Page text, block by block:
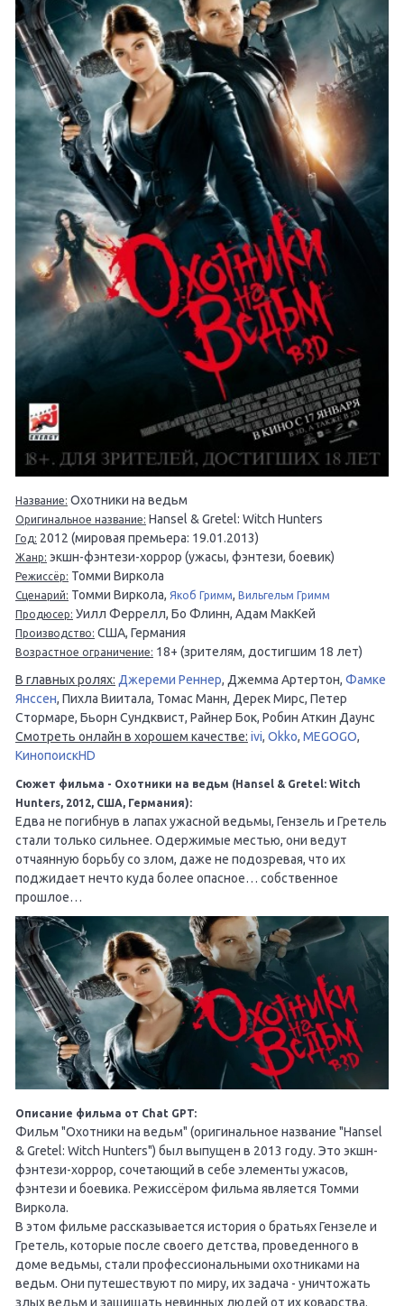
Название: Охотники на ведьм
Оригинальное название: Hansel & Gretel: Witch Hunters
Год: 2012 (мировая премьера: 19.01.2013)
Жанр: экшн-фэнтези-хоррор (ужасы, фэнтези, боевик)
Режиссёр: Томми Виркола
Сценарий: Томми Виркола, Якоб Гримм, Вильгельм Гримм
Продюсер: Уилл Феррелл, Бо Флинн, Адам МакКей
Производство: США, Германия
Возрастное ограничение: 18+ (зрителям, достигшим 18 лет)
В главных ролях: Джереми Реннер, Джемма Артертон, Фамке
Янссен, Пихла Виитала, Томас Манн, Дерек Мирс, Петер
Стормаре, Бьорн Сундквист, Райнер Бок, Робин Аткин Даунс
Смотреть онлайн в хорошем качестве: ivi, Okko, MEGOGO,
КинопоискHD
Сюжет фильма - Охотники на ведьм (Hansel & Gretel: Witch
Hunters, 2012, США, Германия):
Едва не погибнув в лапах ужасной ведьмы, Гензель и Гретель
стали только сильнее. Одержимые местью, они ведут
отчаянную борьбу со злом, даже не подозревая, что их
поджидает нечто куда более опасное… собственное
прошлое…
Описание фильма от Chat GPT:
Фильм "Охотники на ведьм" (оригинальное название "Hansel
& Gretel: Witch Hunters") был выпущен в 2013 году. Это экшн-
фэнтези-хоррор, сочетающий в себе элементы ужасов,
фэнтези и боевика. Режиссёром фильма является Томми
Виркола.
В этом фильме рассказывается история о братьях Гензеле и
Гретель, которые после своего детства, проведенного в
доме ведьмы, стали профессиональными охотниками на
ведьм. Они путешествуют по миру, их задача - уничтожать
злых ведьм и защищать невинных людей от их коварства.